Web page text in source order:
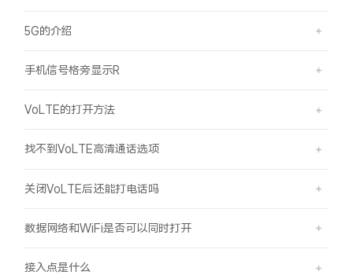
5G的介绍
手机信号格旁显示R
VoLTE的打开方法
找不到VoLTE高清通话选项
关闭VoLTE后还能打电话吗
数据网络和WiFi是否可以同时打开
接入点是什么